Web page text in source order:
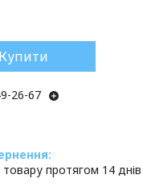
Купити
26-67
протягом 14 днів